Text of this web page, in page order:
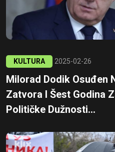
KULTURA 2025-02-26
Milorad Dodik Osuđen
Zatvora I Šest Godina
Političke Dužnosti...